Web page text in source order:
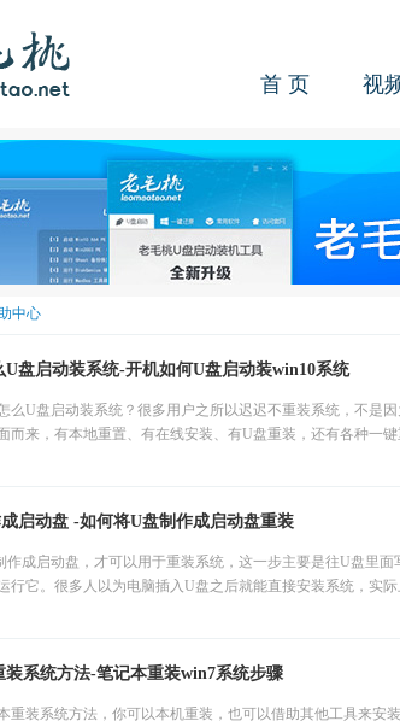
首 页 视
中心
U盘启动装系统-开机如何U盘启动装win10系统
么U盘启动装系统？很多用户之所以迟迟不重装系统，不是
而来，有本地重置、有在线安装、有U盘重装，还有各种一
启动盘 -如何将U盘制作成启动盘重装
作成启动盘，才可以用于重装系统，这一步主要是往U盘里
行它。很多人以为电脑插入U盘之后就能直接安装系统，实
装系统方法-笔记本重装win7系统步骤
重装系统方法，你可以本机重装，也可以借助其他工具来安